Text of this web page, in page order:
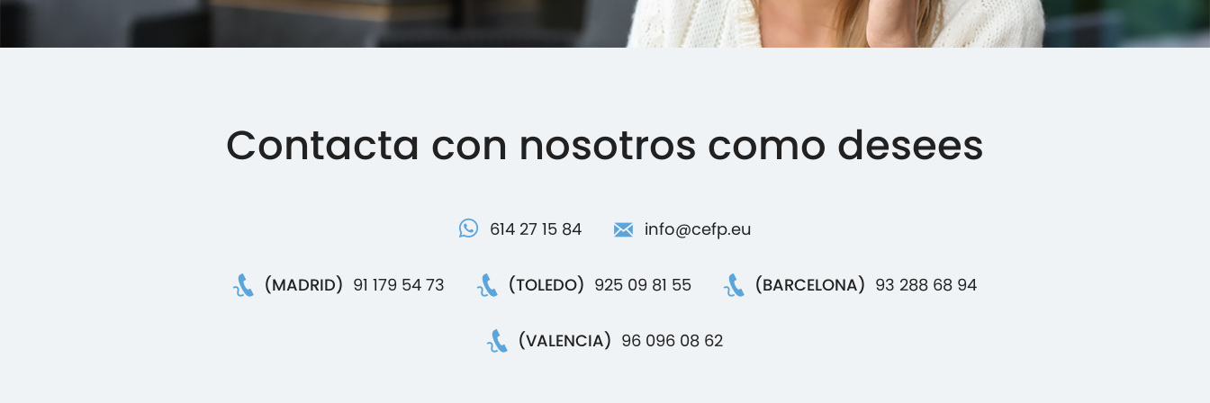
Contacta con nosotros como desees
614 27 15 84 info@cefp.eu
(MADRID) 91 179 54 73 (TOLEDO) 925 09 81 55 (BARCELONA) 93 288 68 94
(VALENCIA) 96 096 08 62